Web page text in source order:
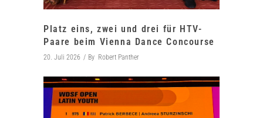
Platz eins, zwei und drei für HTV-
Paare beim Vienna Dance Concourse
20. Juli 2026 By Robert Panther